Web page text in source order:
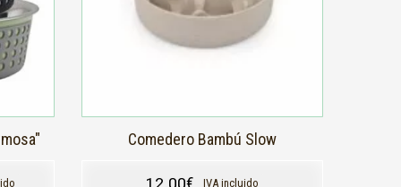
Comedero Bambú Slow
12,00€ IVA incluido